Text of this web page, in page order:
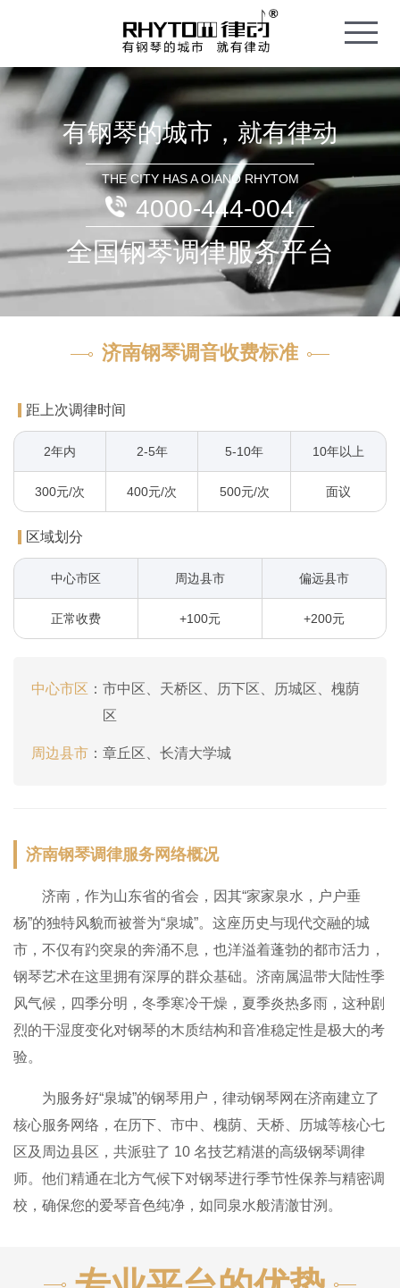
l
e
a
i
g
a
o
n
有钢琴的城市，就有律动
THE CITY HAS A OIANO RHYTOM
4000-444-004
全国钢琴调律服务平台
济南钢琴调音收费标准
距上次调律时间
2年内 2-5年 5-10年 10年以上
300元/次 400元/次 500元/次 面议
区域划分
中心市区 周边县市 偏远县市
正常收费 +100元 +200元
中心市区 ： 市中区、天桥区、历下区、历城区、槐荫
区
周边县市 ： 章丘区、长清大学城
济南钢琴调律服务网络概况
济南，作为山东省的省会，因其“家家泉水，户户垂
杨”的独特风貌而被誉为“泉城”。这座历史与现代交融的城
市，不仅有趵突泉的奔涌不息，也洋溢着蓬勃的都市活力，
钢琴艺术在这里拥有深厚的群众基础。济南属温带大陆性季
风气候，四季分明，冬季寒冷干燥，夏季炎热多雨，这种剧
烈的干湿度变化对钢琴的木质结构和音准稳定性是极大的考
验。
为服务好“泉城”的钢琴用户，律动钢琴网在济南建立了
核心服务网络，在历下、市中、槐荫、天桥、历城等核心七
区及周边县区，共派驻了 10 名技艺精湛的高级钢琴调律
师。他们精通在北方气候下对钢琴进行季节性保养与精密调
校，确保您的爱琴音色纯净，如同泉水般清澈甘洌。